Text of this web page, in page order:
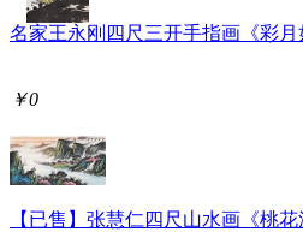
名家王永刚四尺三开手指画《彩
￥0
【已售】张慧仁四尺山水画《桃花